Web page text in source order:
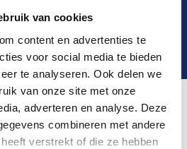
van cookies
content en advertenties te
voor social media te bieden
te analyseren. Ook delen we
van onze site met onze
adverteren en analyse. Deze
combineren met andere
verstrekt of die ze hebben
Bekijk alle foto's
voor jou